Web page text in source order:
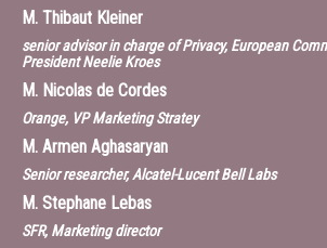
M. Thibaut Kleiner
senior advisor in charge of Privacy, European
President Neelie Kroes
M. Nicolas de Cordes
Orange, VP Marketing Stratey
M. Armen Aghasaryan
Senior researcher, Alcatel-Lucent Bell Labs
M. Stephane Lebas
SFR, Marketing director